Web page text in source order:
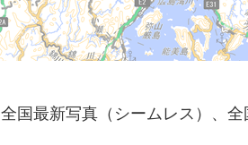
全国最新写真（シームレス）、